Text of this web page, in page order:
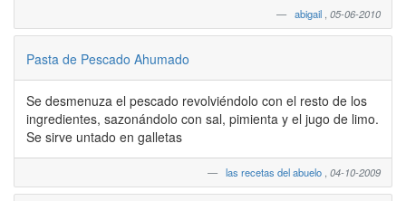
abigail 05-06-2010
Pasta de Pescado Ahumado
Se desmenuza el pescado revolviéndolo con el resto de los
ingredientes, sazonándolo con sal, pimienta y el jugo de limo.
Se sirve untado en galletas
las recetas del abuelo 04-10-2009